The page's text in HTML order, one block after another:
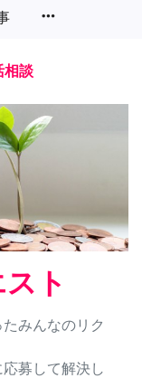
more_horiz
相談
ト
みんなのリク
募して解決し